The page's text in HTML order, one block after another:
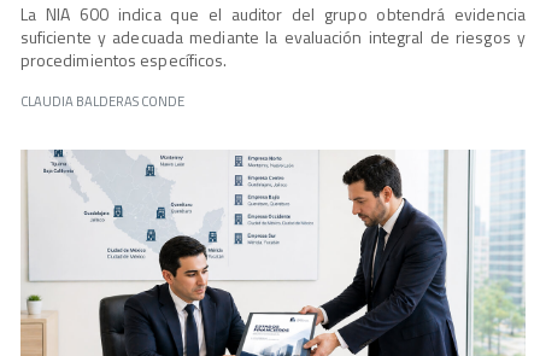
La NIA 600 indica que el auditor del grupo obtendrá evidencia
suficiente y adecuada mediante la evaluación integral de riesgos y
procedimientos específicos.
CLAUDIA BALDERAS CONDE